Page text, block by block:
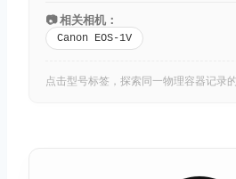
📷 相关相机：
Canon EOS-1V
点击型号标签，探索同一物理容器记录